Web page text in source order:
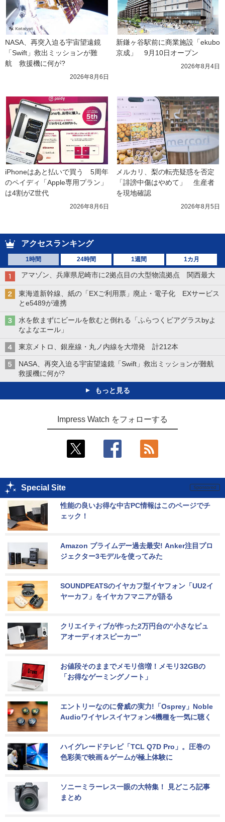
NASA、再突入迫る宇宙望遠鏡
「Swift」救出ミッションが難
航　救援機に何が?
2026年8月6日
新鎌ヶ谷駅前に商業施設「ekubo
京成」　9月10日オープン
2026年8月4日
iPhoneはあと払いで買う　5周年
のペイディ「Apple専用プラン」
は4割がZ世代
2026年8月6日
メルカリ、梨の転売疑惑を否定
「誹謗中傷はやめて」　生産者
を現地確認
2026年8月5日
アクセスランキング
1時間 24時間 1週間 1カ月
アマゾン、兵庫県尼崎市に2拠点目の大型物流拠点 関西最大
東海道新幹線、紙の「EXご利用票」廃止・電子化 EXサービス
とe5489が連携
水を飲まずにビールを飲むと倒れる「ふらつくビアグラスbyよ
なよなエール」
東京メトロ、銀座線・丸ノ内線を大増発 計212本
NASA、再突入迫る宇宙望遠鏡「Swift」救出ミッションが難航
救援機に何が?
もっと見る
Impress Watch をフォローする
Special Site
性能の良いお得な中古PC情報はこのページでチ
ェック！
Amazon プライムデー過去最安! Anker注目プロ
ジェクター3モデルを使ってみた
SOUNDPEATSのイヤカフ型イヤフォン「UU2イ
ヤーカフ」をイヤカフマニアが語る
クリエイティブが作った2万円台の“小さなピュ
アオーディオスピーカー”
お値段そのままでメモリ倍増！メモリ32GBの
「お得なゲーミングノート」
エントリーなのに脅威の実力!「Osprey」Noble
Audioワイヤレスイヤフォン4機種を一気に聴く
ハイグレードテレビ「TCL Q7D Pro」。圧巻の
色彩美で映画＆ゲームが極上体験に
ソニーミラーレス一眼の大特集！ 見どころ記事
まとめ